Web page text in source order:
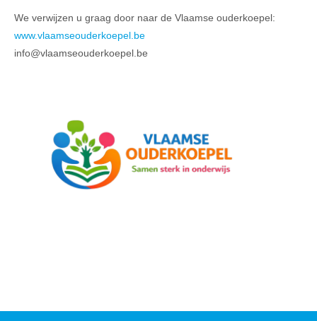
We verwijzen u graag door naar de Vlaamse ouderkoepel:
www.vlaamseouderkoepel.be
info@vlaamseouderkoepel.be